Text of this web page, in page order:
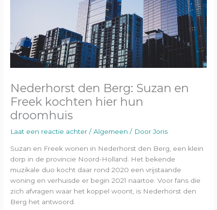
Nederhorst den Berg: Suzan en
Freek kochten hier hun
droomhuis
Laat een reactie achter /Algemeen / DoorJoris
Suzan en Freek wonen in Nederhorst den Berg, een klein
dorp in de provincie Noord-Holland. Het bekende
muzikale duo kocht daar rond 2020 een vrijstaande
woning en verhuisde er begin 2021 naartoe. Voor fans die
zich afvragen waar het koppel woont, is Nederhorst den
Berg het antwoord.